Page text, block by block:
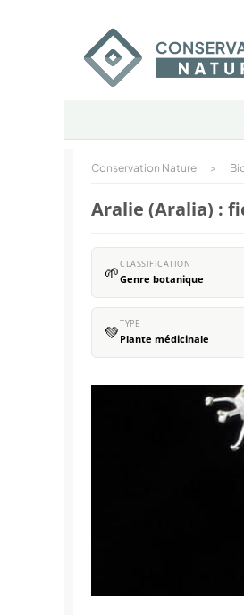
Conservation Nature >
Aralie (Aralia) :
🌱CLASSIFICATION
Genre botanique
💚TYPE
Plante médicinale